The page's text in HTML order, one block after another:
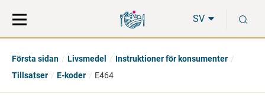
direkt
till
på
hela
SV
Första sidan Livsmedel
Instruktioner för konsumenter
Tillsatser
E-koder E464